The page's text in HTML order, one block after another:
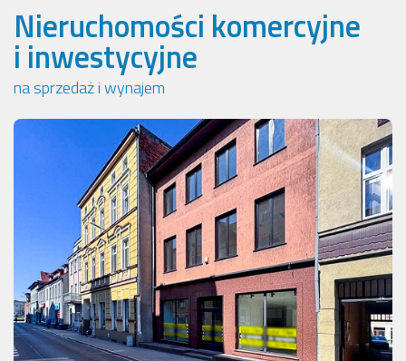
Nieruchomości komercyjne
i inwestycyjne
na sprzedaż i wynajem